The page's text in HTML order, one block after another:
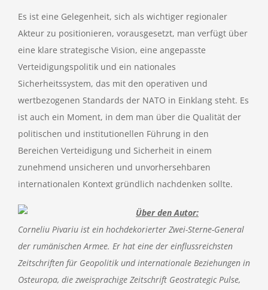
Es ist eine Gelegenheit, sich als wichtiger regionaler
Akteur zu positionieren, vorausgesetzt, man verfügt über
eine klare strategische Vision, eine angepasste
Verteidigungspolitik und ein nationales
Sicherheitssystem, das mit den operativen und
wertbezogenen Standards der NATO in Einklang steht. Es
ist auch ein Moment, in dem man über die Qualität der
politischen und institutionellen Führung in den
Bereichen Verteidigung und Sicherheit in einem
zunehmend unsicheren und unvorhersehbaren
internationalen Kontext gründlich nachdenken sollte.
Über den Autor:
Corneliu Pivariu ist ein hochdekorierter Zwei-Sterne-General
der rumänischen Armee. Er hat eine der einflussreichsten
Zeitschriften für Geopolitik und internationale Beziehungen in
Osteuropa, die zweisprachige Zeitschrift Geostrategic Pulse,